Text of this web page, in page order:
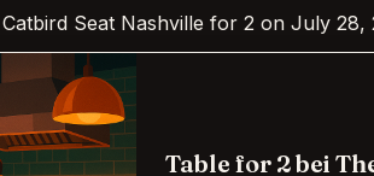
Seat Nashville for 2 on July 28,
Table for 2 bei